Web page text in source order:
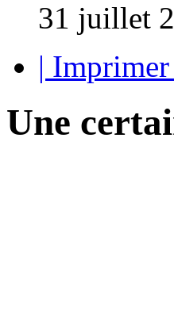
31 juillet
| Imprimer
Une